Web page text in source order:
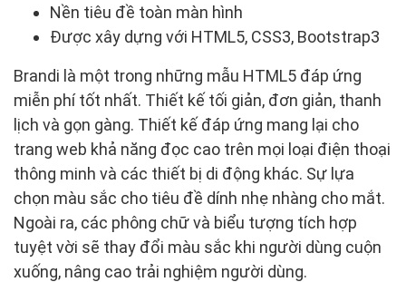
Nền tiêu đề toàn màn hình
Được xây dựng với HTML5, CSS3, Bootstrap3
Brandi là một trong những mẫu HTML5 đáp ứng
miễn phí tốt nhất. Thiết kế tối giản, đơn giản, thanh
lịch và gọn gàng. Thiết kế đáp ứng mang lại cho
trang web khả năng đọc cao trên mọi loại điện thoại
thông minh và các thiết bị di động khác. Sự lựa
chọn màu sắc cho tiêu đề dính nhẹ nhàng cho mắt.
Ngoài ra, các phông chữ và biểu tượng tích hợp
tuyệt vời sẽ thay đổi màu sắc khi người dùng cuộn
xuống, nâng cao trải nghiệm người dùng.